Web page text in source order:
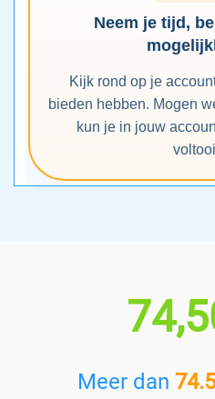
Neem je tijd,
Kijk rond op je
bieden hebben. Mogen
kun je in jouw
Meer dan